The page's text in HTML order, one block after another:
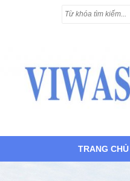
TRANG CHỦ